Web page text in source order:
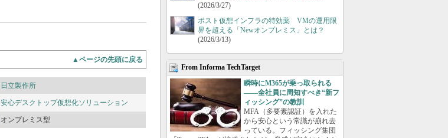
▲ページの先頭に戻る
日立製作所
安心デスクトップ仮想化ソリューション
オンプレミス型
(2026/3/27)
ポスト仮想インフラの特効薬 VMの運用限
界を超える「Newオンプレミス」とは？
(2026/3/13)
From Informa TechTarget
瞬時にM365が乗っ取られる
――全社員に周知すべき“新フ
ィッシング”の教訓
MFA（多要素認証）を入れた
から安心という常識が崩れ去
っている。フィッシング集団